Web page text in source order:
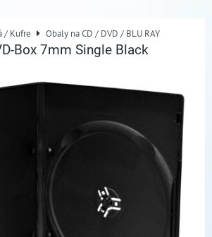
/ Kufre Obaly na CD / DVD / BLU RAY
Box 7mm Single Black